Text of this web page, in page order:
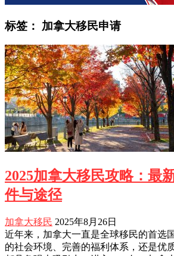
标签： 加拿大移民申请
2025加拿大移民攻略：最
件与途径
加拿大移民 2025年8月26日
近年来，加拿大一直是全球移民的首选
的社会环境、完善的福利体系，还是优